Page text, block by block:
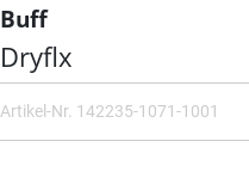
Buff
Dryflx
Artikel-Nr. 142235-1071-1001